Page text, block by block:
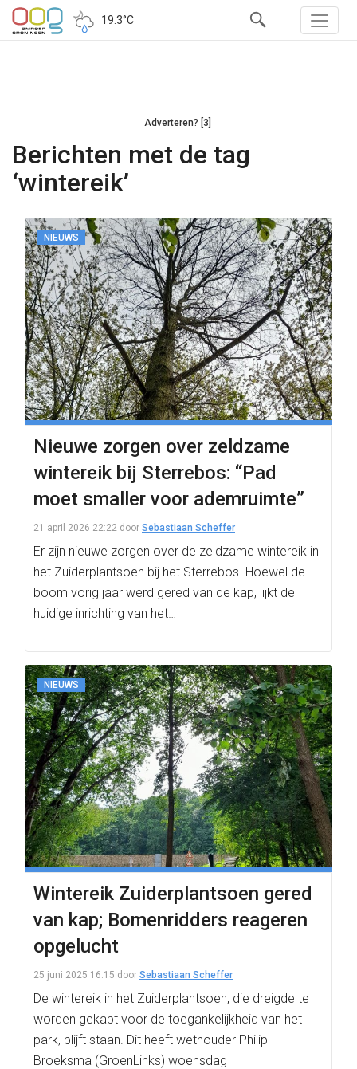
19.3°C
Adverteren? [3]
Berichten met de tag
‘wintereik’
NIEUWS
Nieuwe zorgen over zeldzame
wintereik bij Sterrebos: “Pad
moet smaller voor ademruimte”
21 april 2026 22:22 door Sebastiaan Scheffer
Er zijn nieuwe zorgen over de zeldzame wintereik in
het Zuiderplantsoen bij het Sterrebos. Hoewel de
boom vorig jaar werd gered van de kap, lijkt de
huidige inrichting van het…
NIEUWS
Wintereik Zuiderplantsoen gered
van kap; Bomenridders reageren
opgelucht
25 juni 2025 16:15 door Sebastiaan Scheffer
De wintereik in het Zuiderplantsoen, die dreigde te
worden gekapt voor de toegankelijkheid van het
park, blijft staan. Dit heeft wethouder Philip
Broeksma (GroenLinks) woensdag